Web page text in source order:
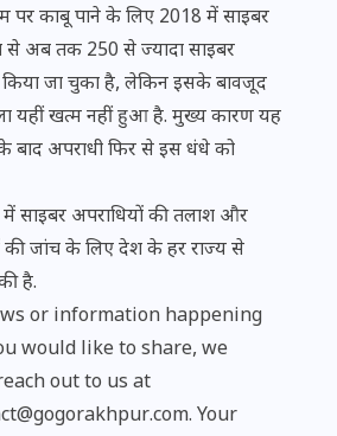
पर काबू पाने के लिए 2018 में साइबर
से अब तक 250 से ज्यादा साइबर
किया जा चुका है, लेकिन इसके बावजूद
यहीं खत्म नहीं हुआ है. मुख्य कारण यह
बाद अपराधी फिर से इस धंधे को
साइबर अपराधियों की तलाश और
की जांच के लिए देश के हर राज्य से
है.
or information happening
would like to share, we
out to us at
Your